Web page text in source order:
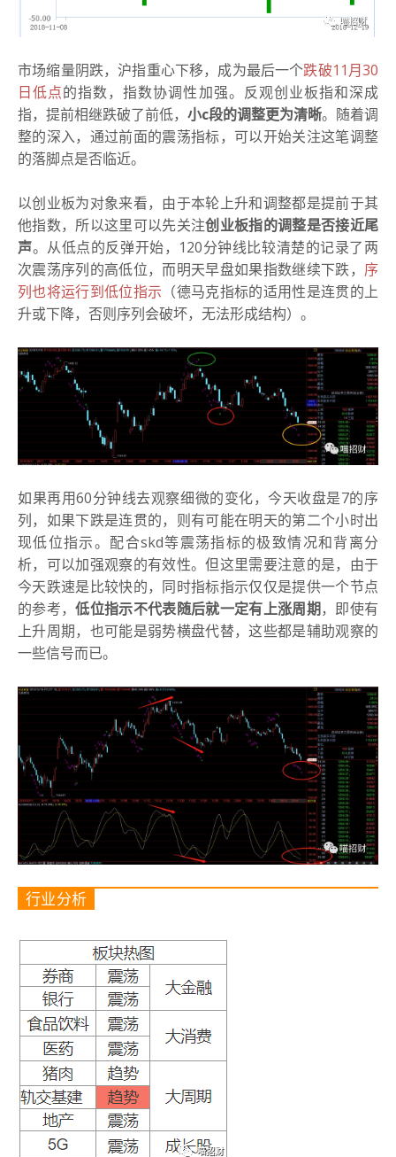
市场缩量阴跌，沪指重心下移，成为最后一个跌破11月30
日低点的指数，指数协调性加强。反观创业板指和深成
指，提前相继跌破了前低， 小c段的调整更为清晰。随着调
整的深入，通过前面的震荡指标，可以开始关注这笔调整
的落脚点是否临近。
以创业板为对象来看，由于本轮上升和调整都是提前于其
他指数，所以这里可以先关注创业板指的调整是否接近尾
声。从低点的反弹开始，120分钟线比较清楚的记录了两
次震荡序列的高低位，而明天早盘如果指数继续下跌， 序
列也将运行到低位指示 （德马克指标的适用性是连贯的上
升或下降，否则序列会破坏，无法形成结构）。
如果再用60分钟线去观察细微的变化，今天收盘是7的序
列，如果下跌是连贯的，则有可能在明天的第二个小时出
现低位指示。配合skd等震荡指标的极致情况和背离分
析，可以加强观察的有效性。但这里需要注意的是，由于
今天跌速是比较快的，同时指标指示仅仅是提供一个节点
的参考，低位指示不代表随后就一定有上涨周期，即使有
上升周期，也可能是弱势横盘代替，这些都是辅助观察的
一些信号而已。
行业分析